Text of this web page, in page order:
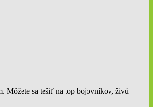
Môžete sa tešiť na top bojovníkov, živú